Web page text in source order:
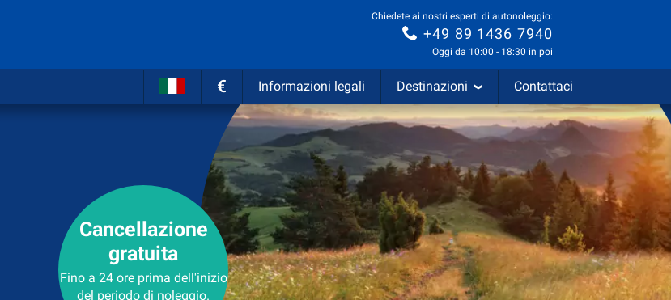
Chiedete ai nostri esperti di autonoleggio:
+49 89 1436 7940
Oggi da 10:00 - 18:30 in poi
€ Informazioni legali Destinazioni Contattaci
Luogo del noleggio
Cancellazione
gratuita
Fino a 24 ore prima dell'inizio
del periodo di noleggio.